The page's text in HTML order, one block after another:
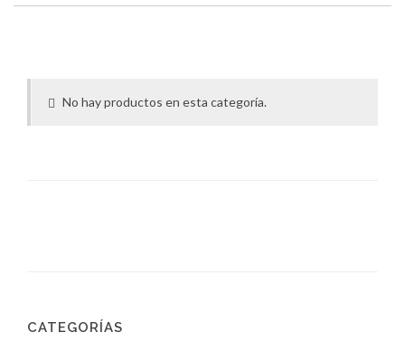
No hay productos en esta categoría.
CATEGORÍAS